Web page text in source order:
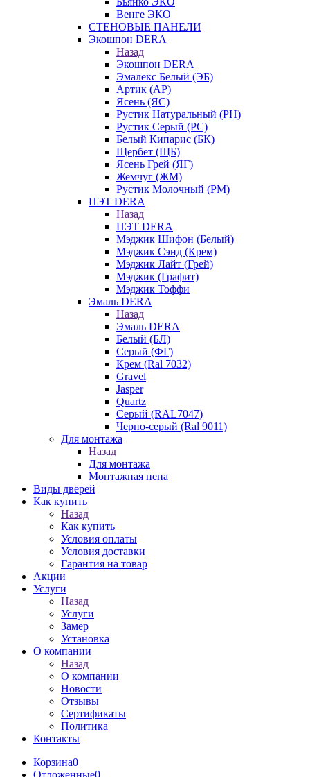
Венге ЭКО
СТЕНОВЫЕ ПАНЕЛИ
Экошпон DERA
Назад
Экошпон DERA
Эмалекс Белый (ЭБ)
Артик (АР)
Ясень (ЯС)
Рустик Натуральный (РН)
Рустик Серый (РС)
Белый Кипарис (БК)
Щербет (ЩБ)
Ясень Грей (ЯГ)
Жемчуг (ЖМ)
Рустик Молочный (РМ)
ПЭТ DERA
Назад
ПЭТ DERA
Мэджик Шифон (Белый)
Мэджик Сэнд (Крем)
Мэджик Лайт (Грей)
Мэджик (Графит)
Мэджик Тоффи
Эмаль DERA
Назад
Эмаль DERA
Белый (БЛ)
Серый (ФГ)
Крем (Ral 7032)
Gravel
Jasper
Quartz
Серый (RAL7047)
Черно-серый (Ral 9011)
Для монтажа
Назад
Для монтажа
Монтажная пена
Виды дверей
Как купить
Назад
Как купить
Условия оплаты
Условия доставки
Гарантия на товар
Акции
Услуги
Назад
Услуги
Замер
Установка
О компании
Назад
О компании
Новости
Отзывы
Сертификаты
Политика
Контакты
Корзина0
Отложенные0